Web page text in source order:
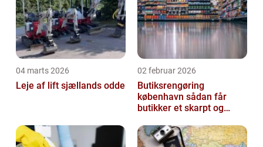
04 marts 2026
Leje af lift sjællands odde
02 februar 2026
Butiksrengøring
københavn sådan får
butikker et skarpt og